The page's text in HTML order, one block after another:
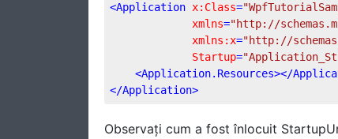
<Application x:Class=
xmlns="http://
xmlns:x="http://
Startup=
<Application.Resources></
</Application>
Observați cum a fost înlocuit